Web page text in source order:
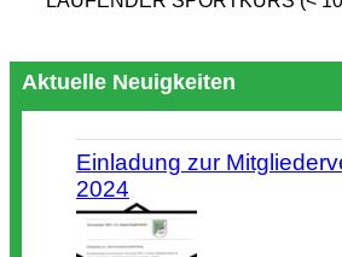
Aktuelle Neuigkeiten
Einladung zur
2024